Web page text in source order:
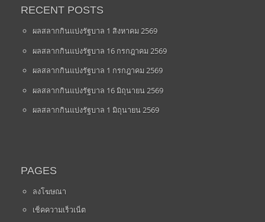
RECENT POSTS
ผลสลากกินแบ่งรัฐบาล 1 สิงหาคม 2569
ผลสลากกินแบ่งรัฐบาล 16 กรกฎาคม 2569
ผลสลากกินแบ่งรัฐบาล 1 กรกฎาคม 2569
ผลสลากกินแบ่งรัฐบาล 16 มิถุนายน 2569
ผลสลากกินแบ่งรัฐบาล 1 มิถุนายน 2569
PAGES
ลงโฆษณา
เช็คความเร็วเน็ต